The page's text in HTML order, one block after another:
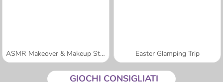
ASMR Makeover & Makeup Studio Easter Glamping Trip
GIOCHI CONSIGLIATI